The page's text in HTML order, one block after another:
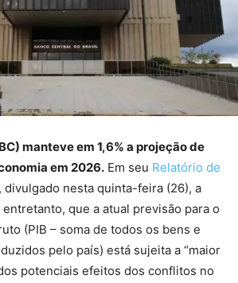
manteve em 1,6% a projeção de
em 2026. Em seu Relatório de
, divulgado nesta quinta-feira (26), a
que a atual previsão para o
(PIB – soma de todos os bens e
pelo país) está sujeita a “maior
potenciais efeitos dos conflitos no